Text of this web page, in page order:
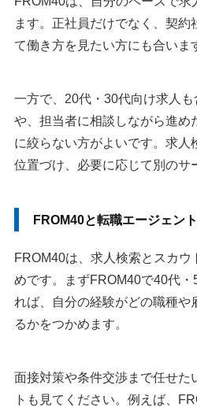
ます。正社員だけでなく、契約
て働き方を見たい方にも合いま
一方で、20代・30代向け求人
や、担当者に相談しながら進め
に絞らない方がよいです。求人
位置づけ、必要に応じて別のサ
FROM40と転職エージェン
FROM40は、求人検索とスカ
めです。まずFROM40で40代
れば、自分の経験がどの職種や
るかをつかめます。
面接対策や条件交渉まで任せた
トも見てください。例えば、